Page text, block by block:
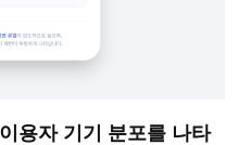
용자 기기 분포를 나타